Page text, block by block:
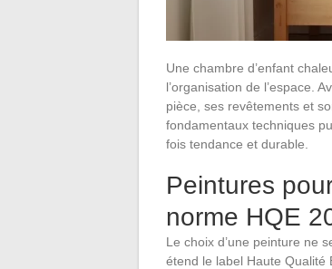
Une chambre d’enfant
l’organisation de l’espace.
pièce, ses revêtements et
fondamentaux techniques
fois tendance et durable.
Peintures
norme HQE
Le choix d’une peinture ne
étend le label Haute Qualité